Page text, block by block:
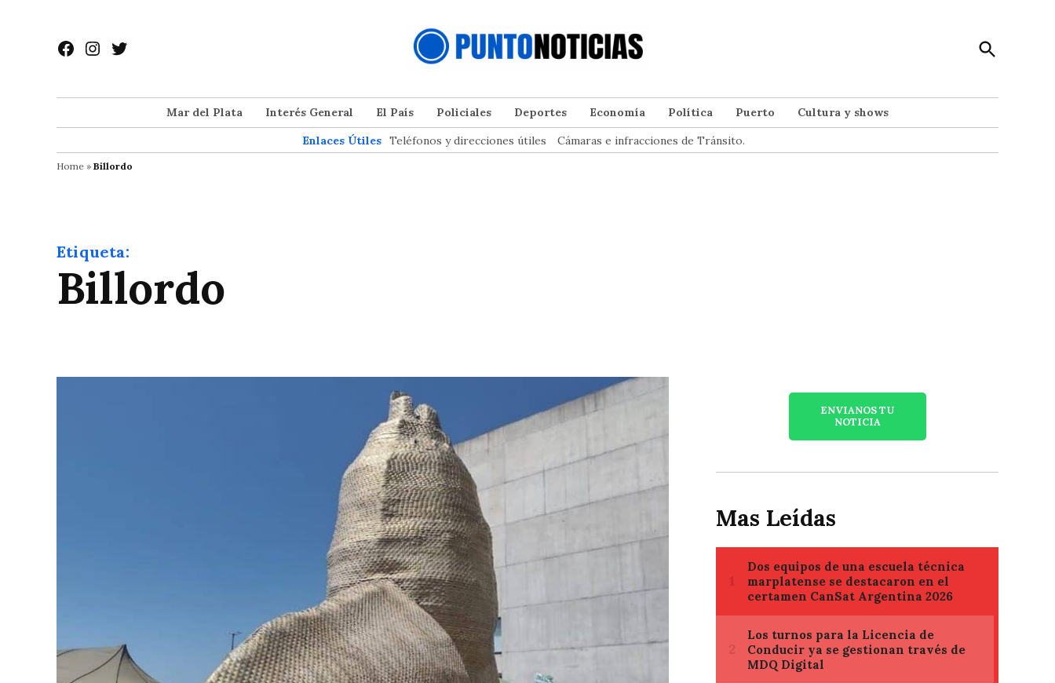
contenido
Facebook
Instagram
Twitter
Open
Search
Mar del Plata Interés General El País Policiales Deportes Economía Política Puerto
Cultura y shows
Enlaces Útiles Teléfonos y direcciones útiles Cámaras e infracciones de Tránsito.
Home » Billordo
Etiqueta:
Billordo
ENVIANOS TU
NOTICIA
Mas Leídas